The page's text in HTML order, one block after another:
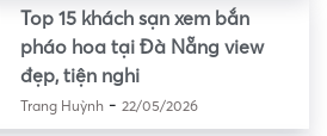
Top 15 khách sạn xem bắn
pháo hoa tại Đà Nẵng view
đẹp, tiện nghi
Trang Huỳnh- 22/05/2026